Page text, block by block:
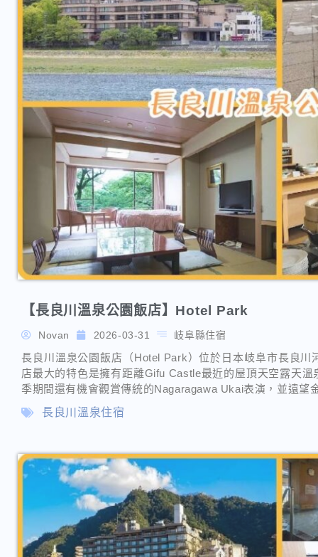
【長良川溫泉公園飯店】Hotel Park
Novan 2026-03-31 岐阜縣住宿
長良川溫泉公園飯店（Hotel Park）位於日本岐阜市長良
店最大的特色是擁有距離Gifu Castle最近的屋頂天空露天
季期間還有機會觀賞傳統的Nagaragawa Ukai表演，並遠望
長良川溫泉住宿